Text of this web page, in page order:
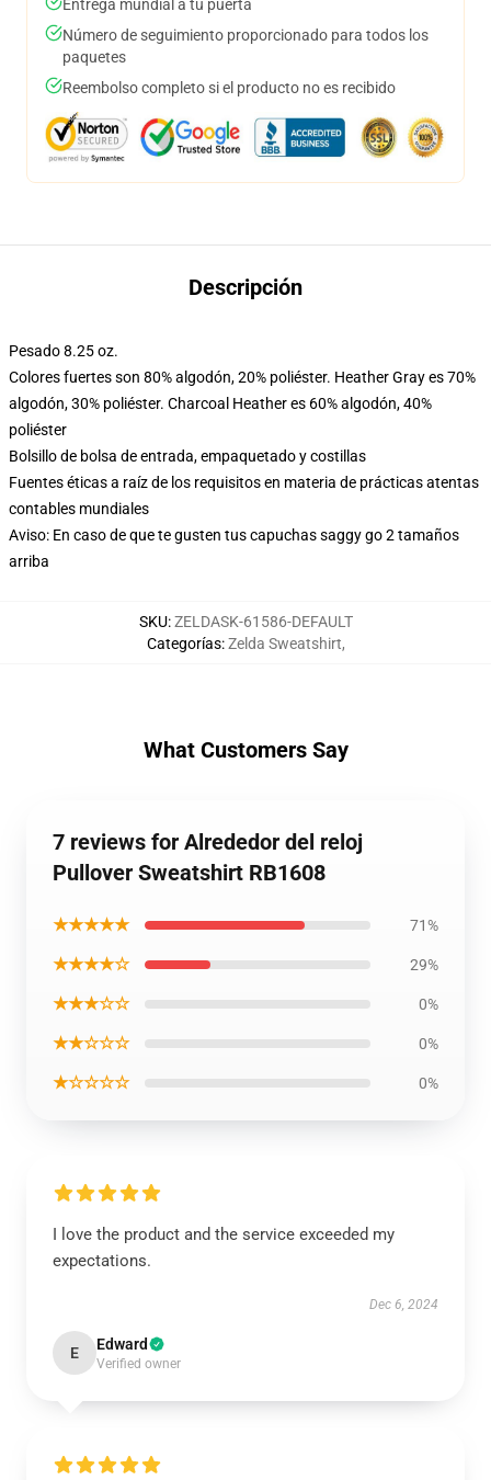
Entrega mundial a tu puerta
Número de seguimiento proporcionado para todos los
paquetes
Reembolso completo si el producto no es recibido
Descripción
Pesado 8.25 oz.
Colores fuertes son 80% algodón, 20% poliéster. Heather Gray es 70%
algodón, 30% poliéster. Charcoal Heather es 60% algodón, 40%
poliéster
Bolsillo de bolsa de entrada, empaquetado y costillas
Fuentes éticas a raíz de los requisitos en materia de prácticas atentas
contables mundiales
Aviso: En caso de que te gusten tus capuchas saggy go 2 tamaños
arriba
SKU:ZELDASK-61586-DEFAULT
Categorías:Zelda Sweatshirt,
What Customers Say
7 reviews for Alrededor del reloj
Pullover Sweatshirt RB1608
★★★★★ 71%
★★★★☆ 29%
★★★☆☆ 0%
★★☆☆☆ 0%
★☆☆☆☆ 0%
I love the product and the service exceeded my
expectations.
Dec 6, 2024
E Edward
Verified owner